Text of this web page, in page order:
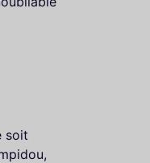
soit